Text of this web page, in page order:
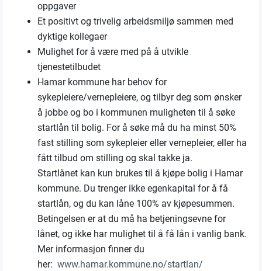
oppgaver
Et positivt og trivelig arbeidsmiljø sammen med
dyktige kollegaer
Mulighet for å være med på å utvikle
tjenestetilbudet
Hamar kommune har behov for
sykepleiere/vernepleiere, og tilbyr deg som ønsker
å jobbe og bo i kommunen muligheten til å søke
startlån til bolig. For å søke må du ha minst 50%
fast stilling som sykepleier eller vernepleier, eller ha
fått tilbud om stilling og skal takke ja.
Startlånet kan kun brukes til å kjøpe bolig i Hamar
kommune. Du trenger ikke egenkapital for å få
startlån, og du kan låne 100% av kjøpesummen.
Betingelsen er at du må ha betjeningsevne for
lånet, og ikke har mulighet til å få lån i vanlig bank.
Mer informasjon finner du
her:www.hamar.kommune.no/startlan/